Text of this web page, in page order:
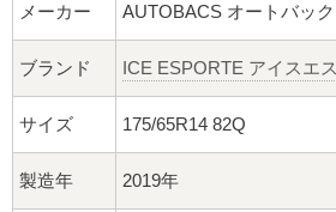
ショート袋ナット
スチール鉄ホイール
持ち込み交換工賃
メーカー AUTOBACS オートバック
ブランド ICE ESPORTE アイスエ
サイズ 175/65R14 82Q
製造年 2019年